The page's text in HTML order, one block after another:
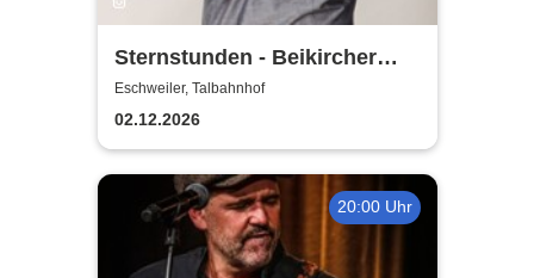
Sternstunden - Beikircher
und seine
Dezembergeschichten
Eschweiler, Talbahnhof
02.12.2026
20:00 Uhr